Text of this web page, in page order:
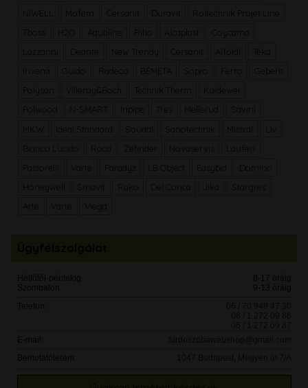
Mofém Cersanit Duravit
Roltechnik Projet Line
Tboss
H2O Aqualine Alcaplast
Deante New Trendy Cersanit Alföldi
Teka
Invena
Radeco BEMETA Ferro
Geberit
Villeroy&Boch Technik Therm
Kaldewei
N-SMART Inpipe Tres Mellerud
MKW
Ideal Standard Sanotechnik Mistral
Bianco Lucido
Zehnder Novaservis
Laufen
Pastorelli
Varte LB Object
Honeywell
Smavit Del Conca
Stargres
Arte
Varte Viega
Hétfőtől-péntekig
8-17 óráig
Szombaton
9-13 óráig
Telefon:
06 / 70 948 47 30
06 / 1 272 09 86
06 / 1 272 09 87
E-mail:
furdoszobawebshop@gmail.com
Bemutatóterem:
1047 Budapest, Megyeri út 7/A